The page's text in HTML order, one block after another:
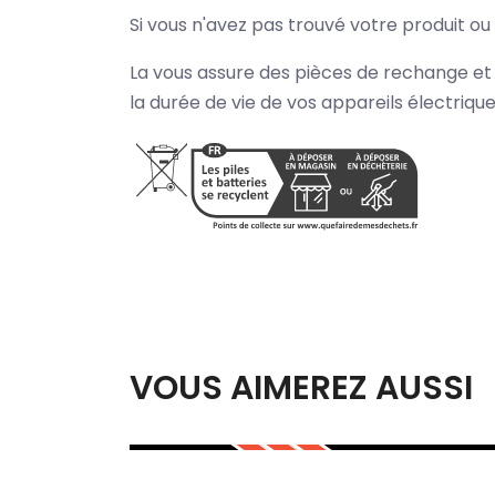
Si vous n'avez pas trouvé votre produit
La vous assure des pièces de rechange
la durée de vie de vos appareils
VOUS AIMEREZ AUSSI